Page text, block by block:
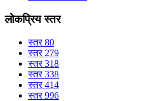
लोकप्रिय स्तर
स्तर 80
स्तर 279
स्तर 318
स्तर 338
स्तर 414
स्तर 996